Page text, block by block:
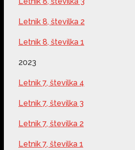
Letnik 8, številka 2
Letnik 8, številka 1
2023
Letnik 7, številka 4
Letnik 7, številka 3
Letnik 7, številka 2
Letnik 7, številka 1